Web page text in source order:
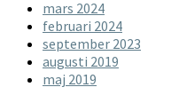
mars 2024
februari 2024
september 2023
augusti 2019
maj 2019